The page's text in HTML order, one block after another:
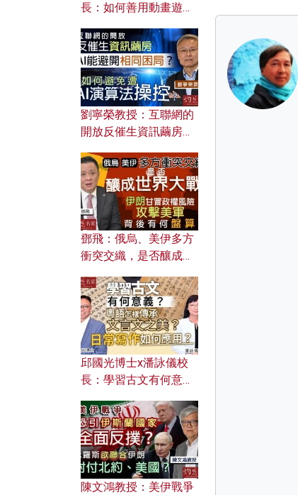
長：如何善用動畫遊戲
劉寧榮教授：互聯網的
開放反催生資訊繭房，
何避免遭AI演算法操
控？
鄧飛：俄烏、美伊多方
衝突交織，是否釀成世
風險攻擊美軍，背後有
何盤算？
邱國光博士x潘詠儀校
長：學習古文有何意
文之美？ 日常寫作如何
應用？
陳文鴻教授：美伊戰爭